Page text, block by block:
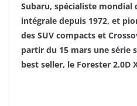
Subaru, spécialiste mondial
intégrale depuis 1972, et
des SUV compacts et
partir du 15 mars une série
best seller, le Forester 2.0D